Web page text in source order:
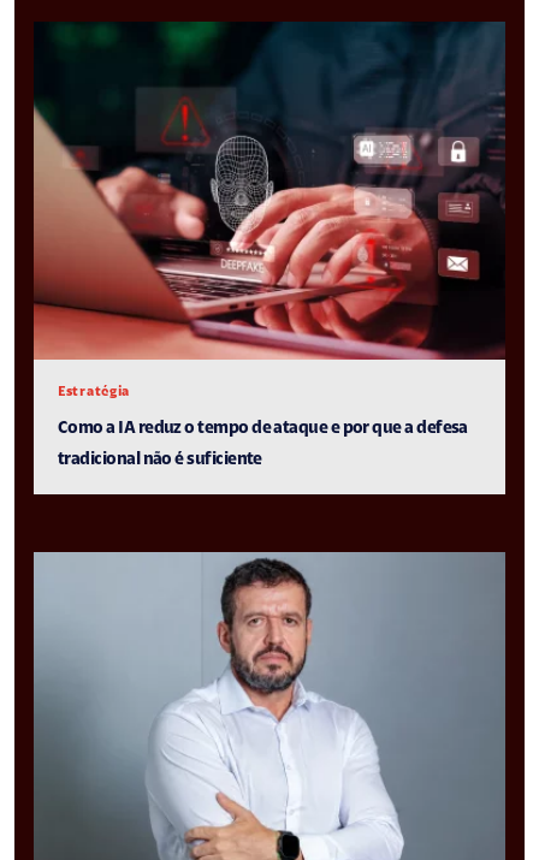
Estratégia
Como a IA reduz o tempo de ataque e por que a defesa
tradicional não é suficiente